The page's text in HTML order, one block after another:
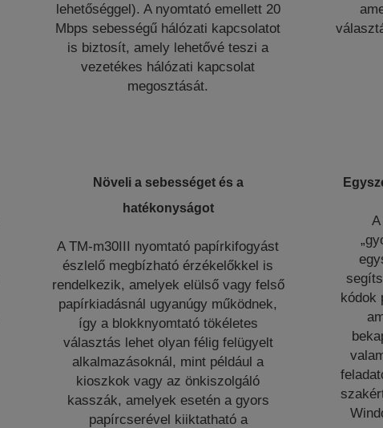
lehetőséggel). A nyomtató emellett 20
Mbps sebességű hálózati kapcsolatot
is biztosít, amely lehetővé teszi a
vezetékes hálózati kapcsolat
megosztását.
Növeli a sebességet és a
hatékonyságot
A TM-m30III nyomtató papírkifogyást
észlelő megbízható érzékelőkkel is
rendelkezik, amelyek elülső vagy felső
papírkiadásnál ugyanúgy működnek,
így a blokknyomtató tökéletes
választás lehet olyan félig felügyelt
alkalmazásoknál, mint például a
kioszkok vagy az önkiszolgáló
kasszák, amelyek esetén a gyors
papírcserével kiiktatható a
kódok